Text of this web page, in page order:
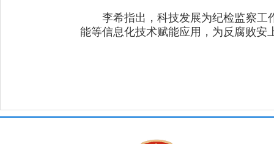
李希指出，科技发展为纪检监察
能等信息化技术赋能应用，为反腐败安